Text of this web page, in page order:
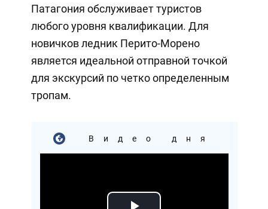
Патагония обслуживает туристов
любого уровня квалификации. Для
новичков ледник Перито-Морено
является идеальной отправной точкой
для экскурсий по четко определенным
тропам.
Видео дня